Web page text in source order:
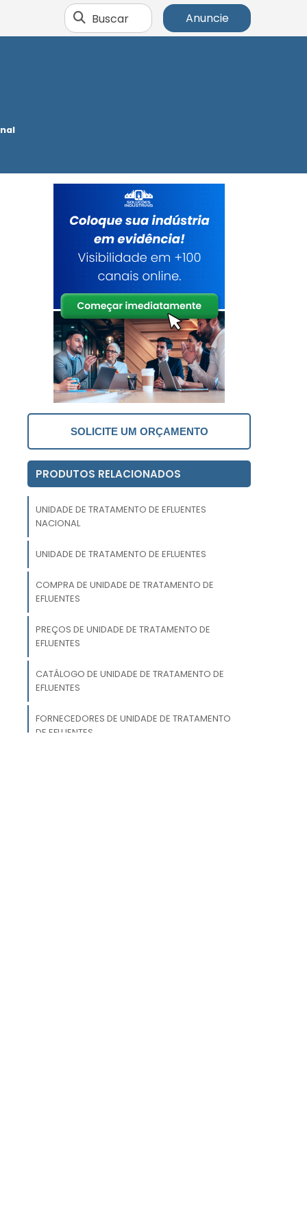
Buscar Anuncie
SOLICITE UM ORÇAMENTO
PRODUTOS RELACIONADOS
UNIDADE DE TRATAMENTO DE EFLUENTES
NACIONAL
UNIDADE DE TRATAMENTO DE EFLUENTES
COMPRA DE UNIDADE DE TRATAMENTO DE
EFLUENTES
PREÇOS DE UNIDADE DE TRATAMENTO DE
EFLUENTES
CATÁLOGO DE UNIDADE DE TRATAMENTO DE
EFLUENTES
FORNECEDORES DE UNIDADE DE TRATAMENTO
DE EFLUENTES